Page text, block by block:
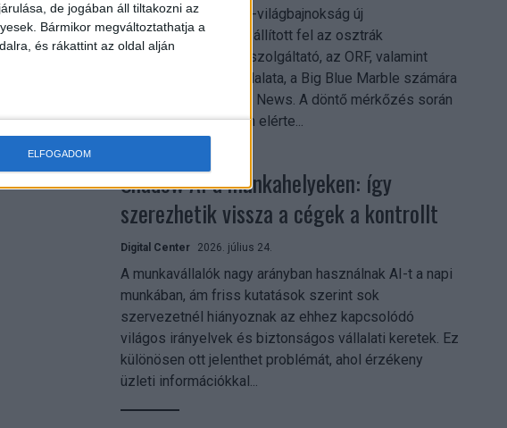
de jogában áll tiltakozni az
Bármikor megváltoztathatja a
és rákattint az oldal alján
ELFOGADOM
A 2026-os labdarúgó-világbajnokság új
streamingrekordokat állított fel az osztrák
közszolgálati műsorszolgáltató, az ORF, valamint
technológiai leányvállalata, a Big Blue Marble számára
– írja a Broadband TV News. A döntő mérkőzés során
az átlagos nézőszám elérte...
Shadow AI a munkahelyeken: így
szerezhetik vissza a cégek a kontrollt
Digital Center 2026. július 24.
A munkavállalók nagy arányban használnak AI-t a napi
munkában, ám friss kutatások szerint sok
szervezetnél hiányoznak az ehhez kapcsolódó
világos irányelvek és biztonságos vállalati keretek. Ez
különösen ott jelenthet problémát, ahol érzékeny
üzleti információkkal...